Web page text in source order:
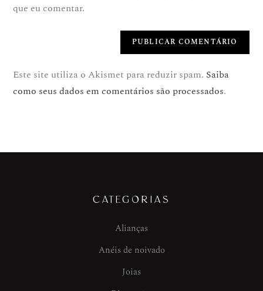
que eu comentar.
Este site utiliza o Akismet para reduzir spam. Saiba
como seus dados em comentários são processados.
CATEGORIAS
Alianças
Anéis de noivado
Joias